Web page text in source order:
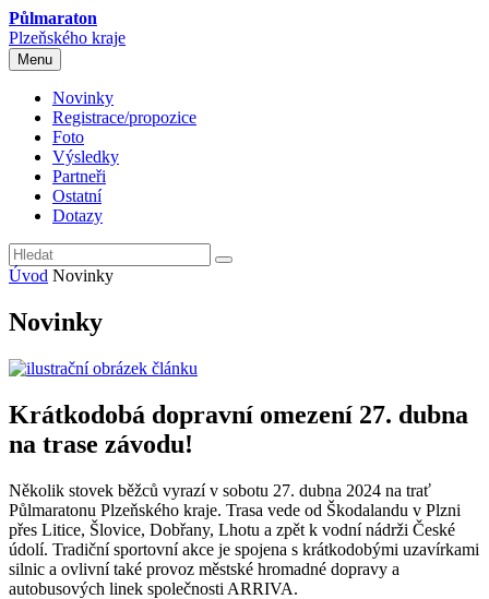
Půlmaraton
Plzeňského kraje
Menu
Novinky
Registrace/propozice
Foto
Výsledky
Partneři
Ostatní
Dotazy
Úvod Novinky
Novinky
Krátkodobá dopravní omezení 27. dubna
na trase závodu!
Několik stovek běžců vyrazí v sobotu 27. dubna 2024 na trať
Půlmaratonu Plzeňského kraje. Trasa vede od Škodalandu v Plzni
přes Litice, Šlovice, Dobřany, Lhotu a zpět k vodní nádrži České
údolí. Tradiční sportovní akce je spojena s krátkodobými uzavírkami
silnic a ovlivní také provoz městské hromadné dopravy a
autobusových linek společnosti ARRIVA.